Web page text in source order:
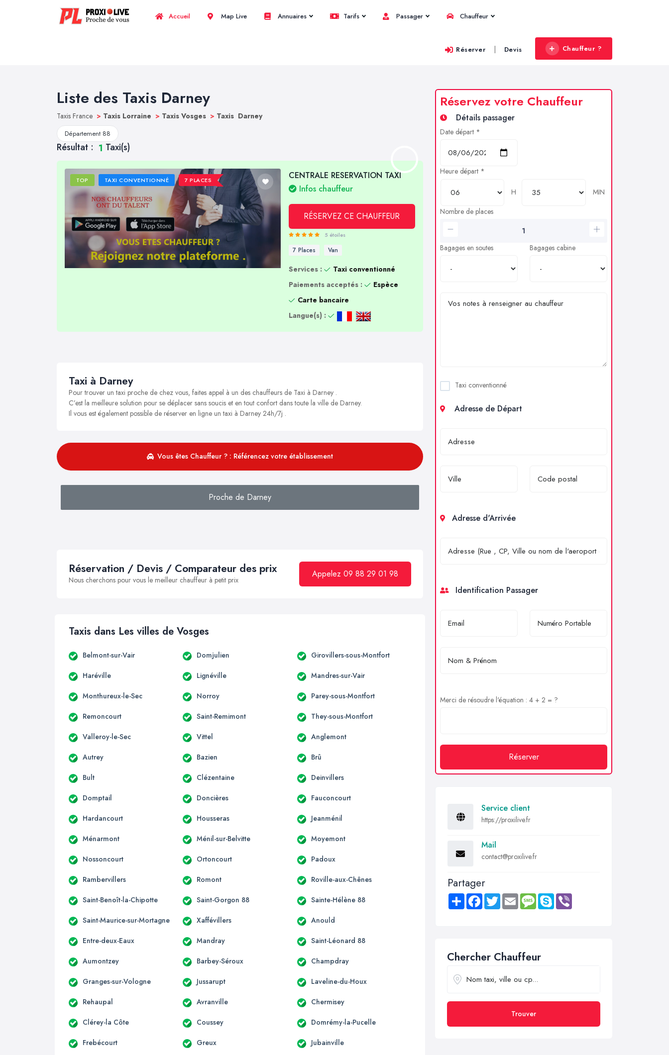
Accueil Map Live Annuaires Tarifs Passager Chauffeur
Réserver | Devis Chauffeur ?
Liste des Taxis Darney
Taxis France > Taxis Lorraine > Taxis Vosges > Taxis Darney
Département 88
Résultat : 1 Taxi(s)
TOP TAXI CONVENTIONNÉ 7 PLACES
CENTRALE RESERVATION TAXI
Infos chauffeur
RÉSERVEZ CE CHAUFFEUR
5 étoiles
7 Places Van
Services :
Taxi conventionné
Paiements acceptés :
Espèce
Carte bancaire
Langue(s) :
Taxi à Darney
Pour trouver un taxi proche de chez vous, faites appel à un des chauffeurs de Taxi à Darney .
C’est la meilleure solution pour se déplacer sans soucis et en tout confort dans toute la ville de Darney.
Il vous est également possible de réserver en ligne un taxi à Darney 24h/7j .
Vous êtes Chauffeur ? : Référencez votre établissement
Proche de Darney
Réservation / Devis / Comparateur des prix
Nous cherchons pour vous le meilleur chauffeur à petit prix
Appelez 09 88 29 01 98
Taxis dans Les villes de Vosges
Belmont-sur-Vair Domjulien Girovillers-sous-Montfort
Haréville Lignéville Mandres-sur-Vair
Monthureux-le-Sec Norroy Parey-sous-Montfort
Remoncourt Saint-Remimont They-sous-Montfort
Valleroy-le-Sec Vittel Anglemont
Autrey Bazien Brû
Bult Clézentaine Deinvillers
Domptail Doncières Fauconcourt
Hardancourt Housseras Jeanménil
Ménarmont Ménil-sur-Belvitte Moyemont
Nossoncourt Ortoncourt Padoux
Rambervillers Romont Roville-aux-Chênes
Saint-Benoît-la-Chipotte Saint-Gorgon 88 Sainte-Hélène 88
Saint-Maurice-sur-Mortagne Xaffévillers Anould
Entre-deux-Eaux Mandray Saint-Léonard 88
Aumontzey Barbey-Séroux Champdray
Granges-sur-Vologne Jussarupt Laveline-du-Houx
Rehaupal Avranville Chermisey
Clérey-la Côte Coussey Domrémy-la-Pucelle
Frebécourt Greux Jubainville
Réservez votre Chauffeur
Détails passager
Date départ *
Heure départ *
H
MIN
Nombre de places
Bagages en soutes Bagages cabine
Taxi conventionné
Adresse de Départ
Adresse d'Arrivée
Identification Passager
Merci de résoudre l'équation : 4 + 2 = ?
Réserver
Service client
https://proxilive.fr
Mail
contact@proxilive.fr
Partager
Share FacebookTwitter Email MessageSkype
Chercher Chauffeur
Trouver